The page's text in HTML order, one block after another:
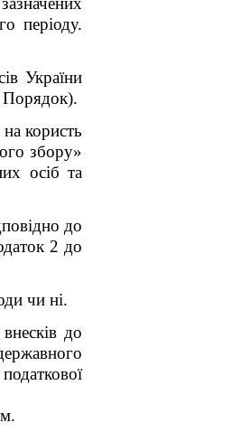
періоду.
України
Порядок).
користь
збору»
осіб та
до
2 до
чи ні.
до